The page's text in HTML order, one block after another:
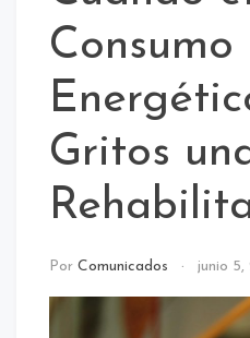
Consumo
Gritos
Por Comunicados junio 5,